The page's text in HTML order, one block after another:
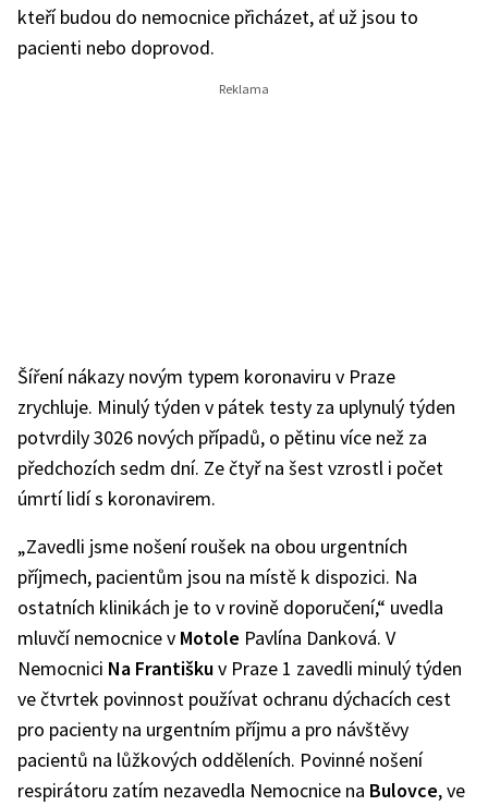
kteří budou do nemocnice přicházet, ať už jsou to
pacienti nebo doprovod.
Šíření nákazy novým typem koronaviru v Praze
zrychluje. Minulý týden v pátek testy za uplynulý týden
potvrdily 3026 nových případů, o pětinu více než za
předchozích sedm dní. Ze čtyř na šest vzrostl i počet
úmrtí lidí s koronavirem.
„Zavedli jsme nošení roušek na obou urgentních
příjmech, pacientům jsou na místě k dispozici. Na
ostatních klinikách je to v rovině doporučení,“ uvedla
mluvčí nemocnice v Motole Pavlína Danková. V
Nemocnici Na Františkuv Praze 1 zavedli minulý týden
ve čtvrtek povinnost používat ochranu dýchacích cest
pro pacienty na urgentním příjmu a pro návštěvy
pacientů na lůžkových odděleních. Povinné nošení
respirátoru zatím nezavedla Nemocnice na Bulovce, ve